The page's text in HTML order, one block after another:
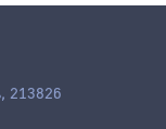
213826